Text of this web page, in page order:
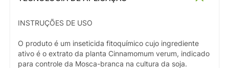
INSTRUÇÕES DE USO
O produto é um inseticida fitoquímico cujo ingrediente
ativo é o extrato da planta Cinnamomum verum, indicado
para controle da Mosca-branca na cultura da soja.